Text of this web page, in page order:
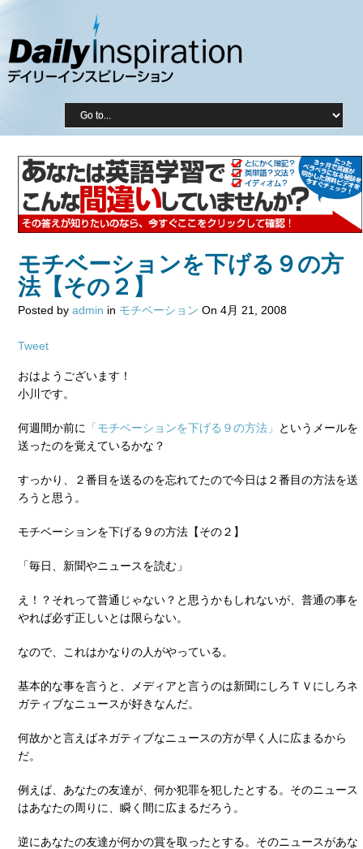
モチベーションを下げる９の方
法【その２】
Posted by admin in モチベーション On 4月 21, 2008
Tweet
おはようございます！
小川です。
何週間か前に 「モチベーションを下げる９の方法」
というメールを
送ったのを覚えているかな？
すっかり、２番目を送るのを忘れてたので今日は２番目の方法を送
ろうと思う。
モチベーションを下げる９の方法【その２】
「毎日、新聞やニュースを読む」
え！？それって普通じゃない？と思うかもしれないが、普通の事を
やれば必ず正しいとは限らない。
なので、これはかなりの人がやっている。
基本的な事を言うと、メディアと言うのは新聞にしろＴＶにしろネ
ガティブなニュースが好きなんだ。
何故かと言えばネガティブなニュースの方が早く人に広まるから
だ。
例えば、あなたの友達が、何か犯罪を犯したとする。そのニュース
はあなたの周りに、瞬く間に広まるだろう。
逆にあなたの友達が何かの賞を取ったとする。そのニュースがあな